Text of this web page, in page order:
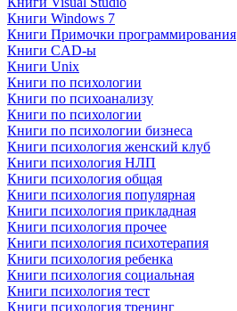
Книги Windows 7
Книги Примочки программирования
Книги CAD-ы
Книги Unix
Книги по психологии
Книги по психоанализу
Книги по психологии
Книги по психологии бизнеса
Книги психология женский клуб
Книги психология НЛП
Книги психология общая
Книги психология популярная
Книги психология прикладная
Книги психология прочее
Книги психология психотерапия
Книги психология ребенка
Книги психология социальная
Книги психология тест
Книги психология тренинг